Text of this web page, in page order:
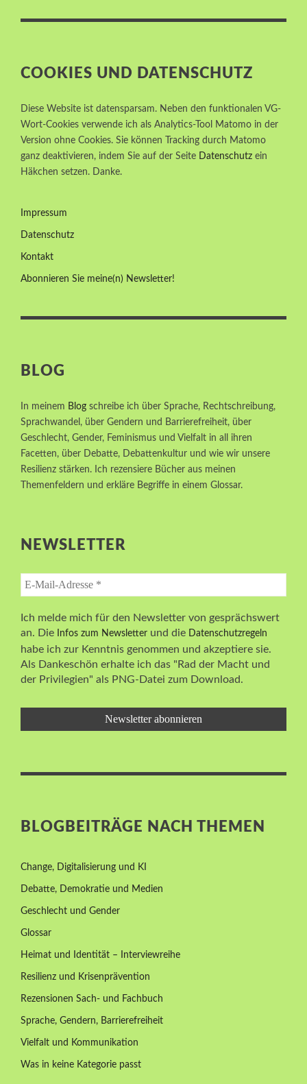
COOKIES UND DATENSCHUTZ
Diese Website ist datensparsam. Neben den funktionalen VG-
Wort-Cookies verwende ich als Analytics-Tool Matomo in der
Version ohne Cookies. Sie können Tracking durch Matomo
ganz deaktivieren, indem Sie auf der Seite Datenschutz ein
Häkchen setzen. Danke.
Impressum
Datenschutz
Kontakt
Abonnieren Sie meine(n) Newsletter!
BLOG
In meinem Blog schreibe ich über Sprache, Rechtschreibung,
Sprachwandel, über Gendern und Barrierefreiheit, über
Geschlecht, Gender, Feminismus und Vielfalt in all ihren
Facetten, über Debatte, Debattenkultur und wie wir unsere
Resilienz stärken. Ich rezensiere Bücher aus meinen
Themenfeldern und erkläre Begriffe in einem Glossar.
NEWSLETTER
Ich melde mich für den Newsletter von gesprächswert
an. Die
Infos zum Newsletter und die Datenschutzregeln
habe ich zur Kenntnis genommen und akzeptiere sie.
Als Dankeschön erhalte ich das "Rad der Macht und
der Privilegien" als PNG-Datei zum Download.
BLOGBEITRÄGE NACH THEMEN
Change, Digitalisierung und KI
Debatte, Demokratie und Medien
Geschlecht und Gender
Glossar
Heimat und Identität – Interviewreihe
Resilienz und Krisenprävention
Rezensionen Sach- und Fachbuch
Sprache, Gendern, Barrierefreiheit
Vielfalt und Kommunikation
Was in keine Kategorie passt